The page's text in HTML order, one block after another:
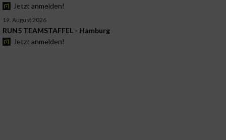
Jetzt anmelden!
19. August 2026
RUN5 TEAMSTAFFEL - Hamburg
Jetzt anmelden!